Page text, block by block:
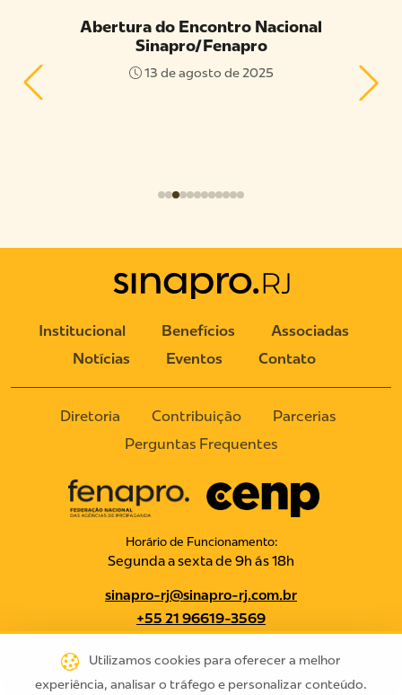
Abertura do Encontro Nacional
Sinapro/Fenapro
13 de agosto de 2025
Institucional Benefícios
Associadas
Notícias
Eventos Contato
Diretoria Contribuição
Parcerias
Perguntas Frequentes
Horário de Funcionamento:
Segunda a sexta de 9h ás 18h
sinapro-rj@sinapro-rj.com.br
+55 21 96619-3569
Utilizamos cookies para oferecer a melhor
experiência, analisar o tráfego e personalizar conteúdo.